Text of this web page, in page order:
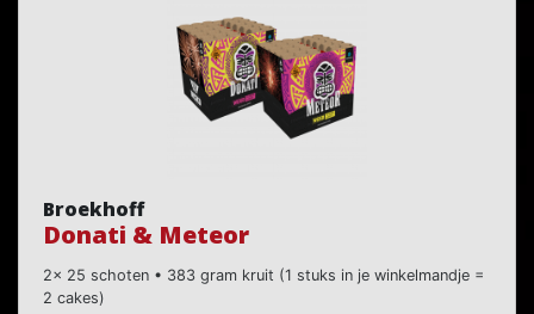
Broekhoff
Donati & Meteor
2x 25 schoten • 383 gram kruit (1 stuks in je winkelmandje =
2 cakes)